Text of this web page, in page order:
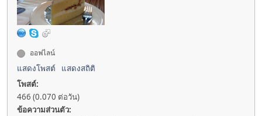
ออฟไลน์
แสดงโพสต์
แสดงสถิติ
โพสต์:
466 (0.070 ต่อวัน)
ข้อความส่วนตัว: